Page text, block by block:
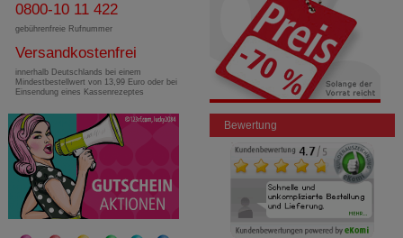
0800-10 11 422
gebührenfreie Rufnummer
Versandkostenfrei
innerhalb Deutschlands bei einem
Mindestbestellwert von 13,99 Euro oder bei
Einsendung eines Kassenrezeptes
Bewertung